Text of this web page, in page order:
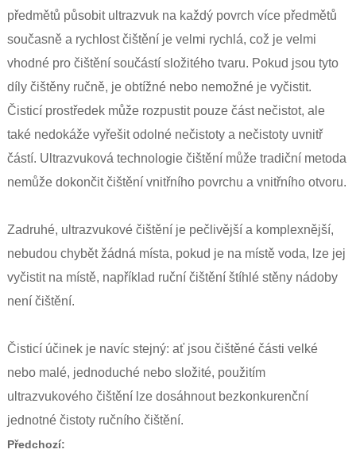
předmětů působit ultrazvuk na každý povrch více předmětů
současně a rychlost čištění je velmi rychlá, což je velmi
vhodné pro čištění součástí složitého tvaru. Pokud jsou tyto
díly čištěny ručně, je obtížné nebo nemožné je vyčistit.
Čisticí prostředek může rozpustit pouze část nečistot, ale
také nedokáže vyřešit odolné nečistoty a nečistoty uvnitř
částí. Ultrazvuková technologie čištění může tradiční metoda
nemůže dokončit čištění vnitřního povrchu a vnitřního otvoru.
Zadruhé, ultrazvukové čištění je pečlivější a komplexnější,
nebudou chybět žádná místa, pokud je na místě voda, lze jej
vyčistit na místě, například ruční čištění štíhlé stěny nádoby
není čištění.
Čisticí účinek je navíc stejný: ať jsou čištěné části velké
nebo malé, jednoduché nebo složité, použitím
ultrazvukového čištění lze dosáhnout bezkonkurenční
jednotné čistoty ručního čištění.
Předchozí: